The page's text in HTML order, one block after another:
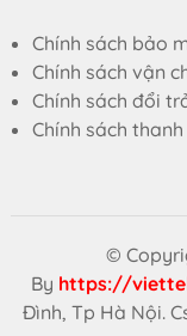
Chính sách bảo
Chính sách vận
Chính sách đổi
Chính sách
©
By https://
Đình, Tp Hà Nội.